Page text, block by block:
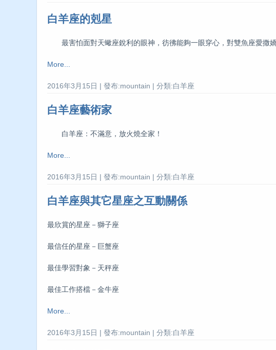
白羊座的剋星
最害怕面對天蠍座銳利的眼神，彷彿能夠一眼穿心，對雙魚座愛撒嬌
More...
2016年3月15日 | 發布:mountain | 分類:白羊座
白羊座藝術家
白羊座：不滿意，放火燒全家！
More...
2016年3月15日 | 發布:mountain | 分類:白羊座
白羊座與其它星座之互動關係
最欣賞的星座－獅子座
最信任的星座－巨蟹座
最佳學習對象－天秤座
最佳工作搭檔－金牛座
More...
2016年3月15日 | 發布:mountain | 分類:白羊座